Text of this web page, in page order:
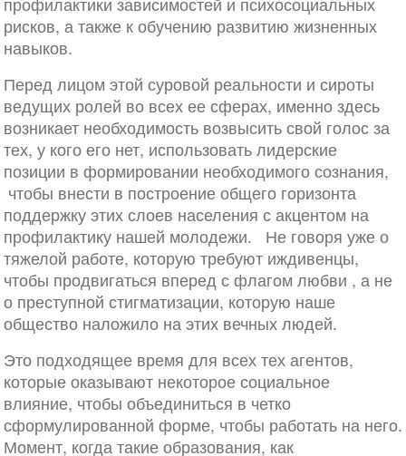
рисков, а также к обучению развитию жизненных
навыков.
Перед лицом этой суровой реальности и сироты
ведущих ролей во всех ее сферах, именно здесь
возникает необходимость возвысить свой голос за
тех, у кого его нет, использовать лидерские
позиции в формировании необходимого сознания,
чтобы внести в построение общего горизонта
поддержку этих слоев населения с акцентом на
профилактику нашей молодежи. Не говоря уже о
тяжелой работе, которую требуют иждивенцы,
чтобы продвигаться вперед с флагом любви , а не
о преступной стигматизации, которую наше
общество наложило на этих вечных людей.
Это подходящее время для всех тех агентов,
которые оказывают некоторое социальное
влияние, чтобы объединиться в четко
сформулированной форме, чтобы работать на него.
Момент, когда такие образования, как